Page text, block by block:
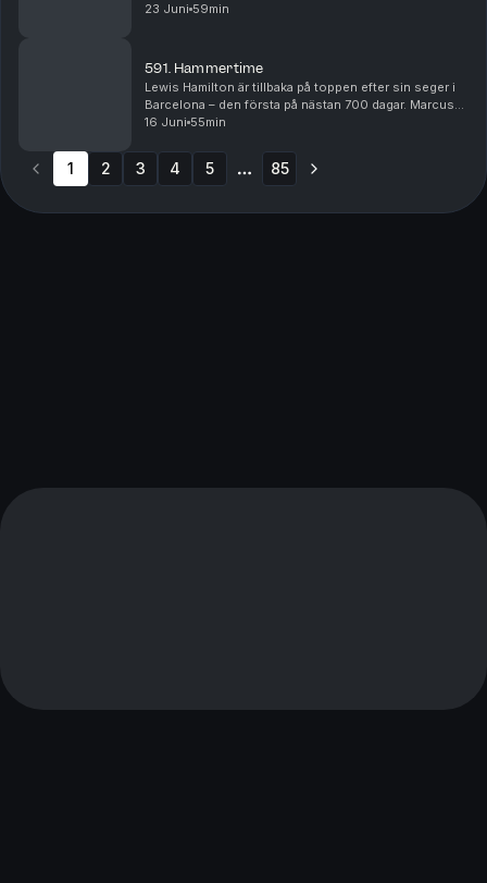
McLaren och Red Bull. Vem är egentligen etta och tvåa
23 Juni 59min
591. Hammertime
Lewis Hamilton är tillbaka på toppen efter sin seger i
Barcelona – den första på nästan 700 dagar. Marcus
Ericsson analyserar Hamiltons formbesked och delar
16 Juni 55min
1 2 3 4 5 85